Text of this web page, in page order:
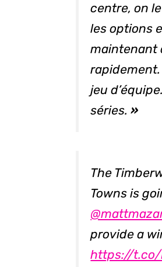
centre, on
les options
maintenant
jeu
séries. »
The
Towns is
provide a
https://